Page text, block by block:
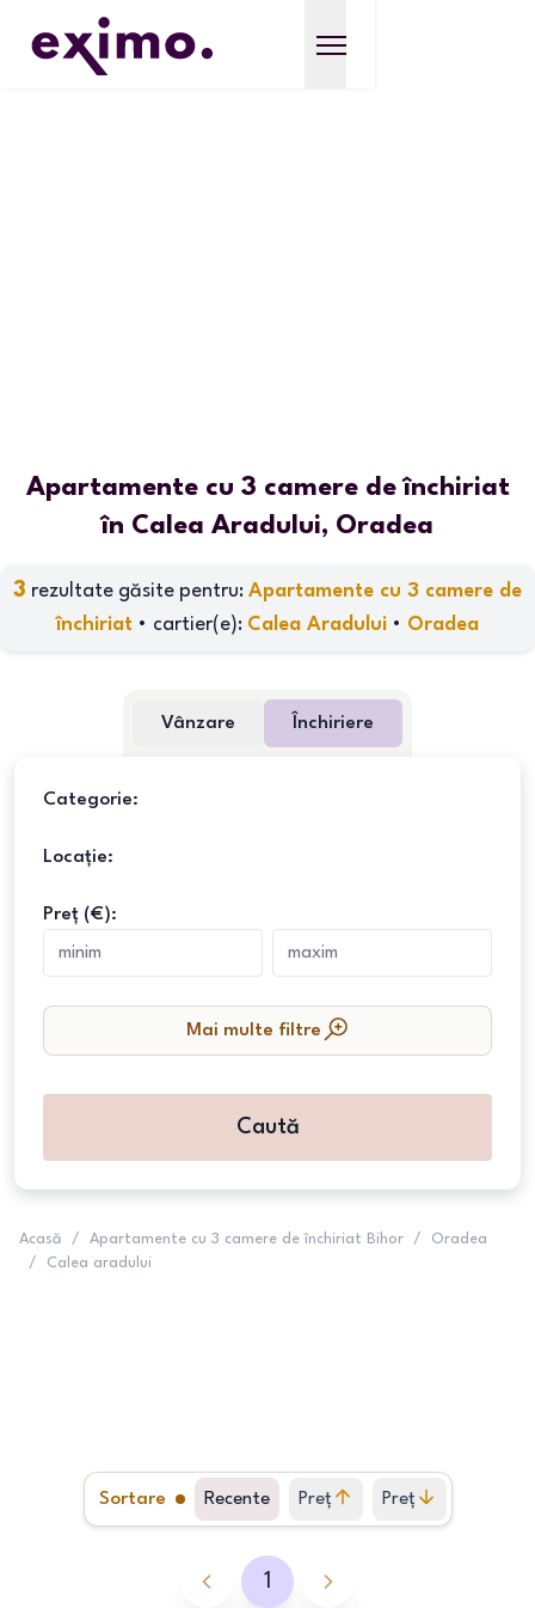
Apartamente cu 3 camere de închiriat
în Calea Aradului, Oradea
3 rezultate găsite pentru: Apartamente cu 3 camere de
închiriat • cartier(e): Calea Aradului • Oradea
Vânzare Închiriere
Categorie:
Locație:
Preț (€):
Mai multe filtre
Caută
Acasă / Apartamente cu 3 camere de închiriat Bihor /
Oradea
/
Calea aradului
Sortare Recente Preț
crescător
Preț
descrescător
1